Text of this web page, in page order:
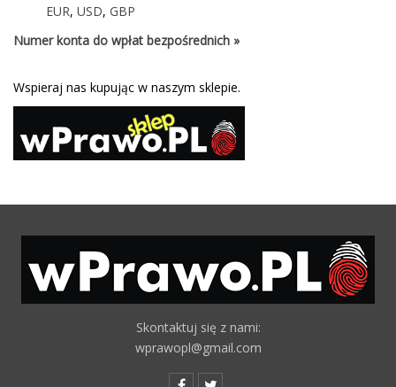
EUR, USD, GBP
Numer konta do wpłat bezpośrednich »
Wspieraj nas kupując w naszym sklepie.
Skontaktuj się z nami:
wprawopl@gmail.com